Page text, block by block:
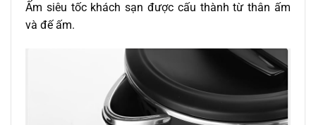
Ấm siêu tốc khách sạn được cấu thành từ thân ấm
và đế ấm.